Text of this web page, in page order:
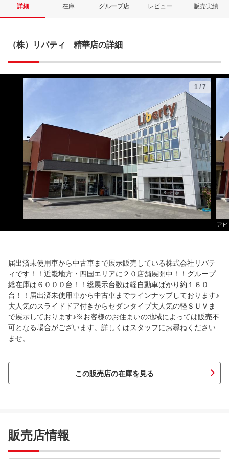
詳細 在庫 グループ店 レビュー 販売実績
（株）リバティ 精華店の詳細
1 / 7
ア
届出済未使用車から中古車まで展示販売している株式会社リバテ
ィです！！近畿地方・四国エリアに２０店舗展開中！！グループ
総在庫は６０００台！！総展示台数は軽自動車ばかり約１６０
台！！届出済未使用車から中古車までラインナップしております♪
大人気のスライドドア付きからセダンタイプ大人気の軽ＳＵＶま
で展示しております♪※お客様のお住まいの地域によっては販売不
可となる場合がございます。詳しくはスタッフにお尋ねください
ませ。
この販売店の在庫を見る
販売店情報